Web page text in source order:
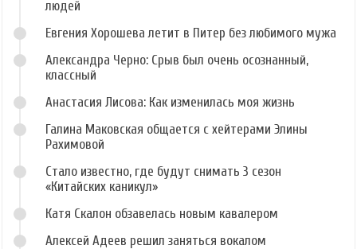
людей
Евгения Хорошева летит в Питер без любимого мужа
Александра Черно: Срыв был очень осознанный,
классный
Анастасия Лисова: Как изменилась моя жизнь
Галина Маковская общается с хейтерами Элины
Рахимовой
Стало известно, где будут снимать 3 сезон
«Китайских каникул»
Катя Скалон обзавелась новым кавалером
Алексей Адеев решил заняться вокалом